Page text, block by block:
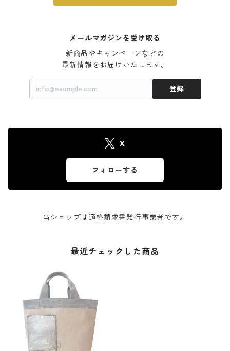
メールマガジンを受け取る
新商品やキャンペーンなどの
最新情報をお届けいたします。
登録
X
フォローする
当ショップは適格請求書発行事業者です。
最近チェックした商品